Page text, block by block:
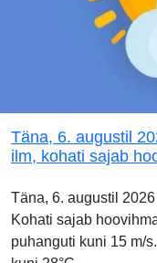
Täna, 6. augustil
ilm, kohati sajab
Täna, 6. augustil
Kohati sajab
puhanguti kuni 15 m/